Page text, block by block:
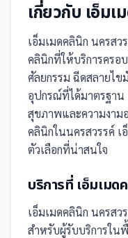
เกี่ยวกับ เอ็ม
เอ็มเมดคลินิก นครสว
คลินิกที่ให้บริการครอ
ศัลยกรรม ฉีดสลายไข
อุปกรณ์ที่ได้มาตรฐาน
สุขภาพและความงาม
คลินิกในนครสวรรค์ เ
ตัวเลือกที่น่าสนใจ
บริการที่ เอ็มเมด
เอ็มเมดคลินิก นครสว
สำหรับผู้รับบริการใน